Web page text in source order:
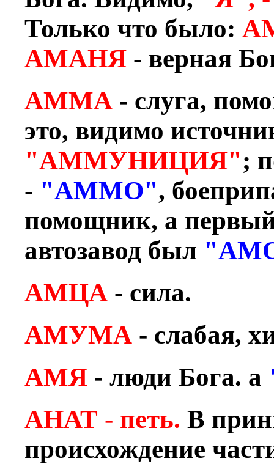
Только что было:
АМАНЯ - верная
АММА - слуга,
это, видимо
"АММУНИЦИЯ";
- "АММО",
помощник, а
автозавод был
АМЦА - сила.
АМУМА - слабая,
АМЯ - люди Бога. а
АНАТ - петь. В
происхождение